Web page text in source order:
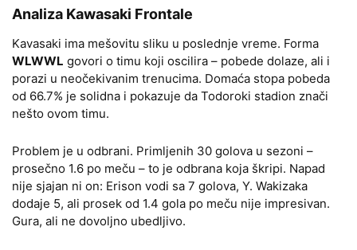
Analiza Kawasaki Frontale
Kavasaki ima mešovitu sliku u poslednje vreme. Forma
WLWWL govori o timu koji oscilira – pobede dolaze, ali i
porazi u neočekivanim trenucima. Domaća stopa pobeda
od 66.7% je solidna i pokazuje da Todoroki stadion znači
nešto ovom timu.
Problem je u odbrani. Primljenih 30 golova u sezoni –
prosečno 1.6 po meču – to je odbrana koja škripi. Napad
nije sjajan ni on: Erison vodi sa 7 golova, Y. Wakizaka
dodaje 5, ali prosek od 1.4 gola po meču nije impresivan.
Gura, ali ne dovoljno ubedljivo.